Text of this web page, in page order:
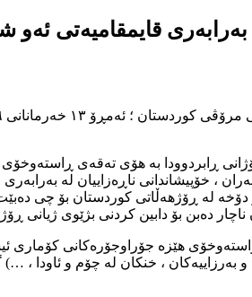
قایمقامیەتی ئەو
ڕابردوودا بە هۆی تەقەی
، خۆپیشاندانی ناڕەزاییان لە
لە ڕۆژهەڵاتی کوردستان بۆ چی
دەبن بۆ دابین کردنی بژێوی ژیانی
هێزە جۆراوجۆرەکانی کۆماری
بەرزاییەکان ، خنکان لە چۆم و ئاودا ،